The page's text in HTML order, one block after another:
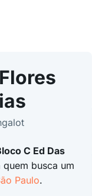
C Ed Das
busca um
Paulo.